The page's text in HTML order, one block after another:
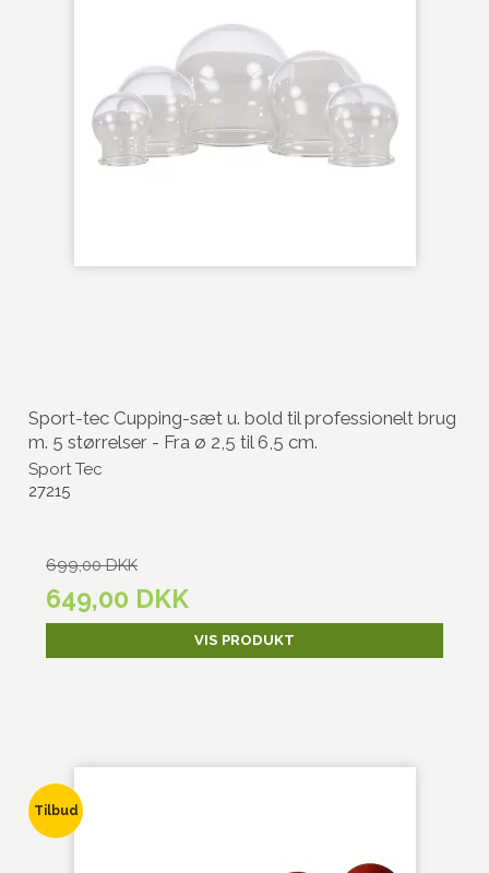
Sport-tec Cupping-sæt u. bold til professionelt brug
m. 5 størrelser - Fra ø 2,5 til 6,5 cm.
Sport Tec
27215
699,00 DKK
649,00 DKK
VIS PRODUKT
Tilbud